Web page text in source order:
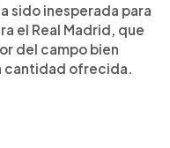
sido inesperada para
el Real Madrid, que
del campo bien
cantidad ofrecida.